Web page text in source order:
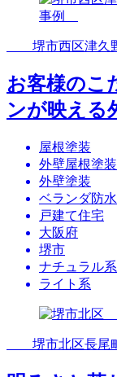
堺市西区津久
お客様のこ
ンが映える
屋根塗装
外壁屋根塗装
外壁塗装
ベランダ防水
戸建て住宅
大阪府
堺市
ナチュラル系
ライト系
堺市北区長尾